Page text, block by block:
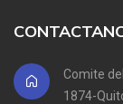
Comite
1874-